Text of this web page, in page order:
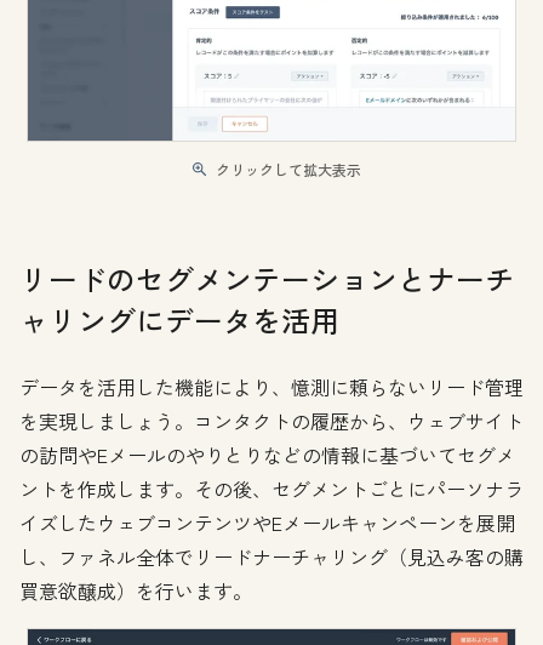
クリックして拡大表示
リードのセグメンテーションとナーチ
ャリングにデータを活用
データを活用した機能により、憶測に頼らないリード管理
を実現しましょう。コンタクトの履歴から、ウェブサイト
の訪問やEメールのやりとりなどの情報に基づいてセグメ
ントを作成します。その後、セグメントごとにパーソナラ
イズしたウェブコンテンツやEメールキャンペーンを展開
し、ファネル全体でリードナーチャリング（見込み客の購
買意欲醸成）を行います。